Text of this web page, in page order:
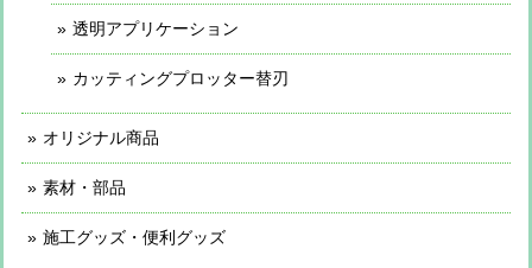
透明アプリケーション
カッティングプロッター替刃
オリジナル商品
素材・部品
施工グッズ・便利グッズ